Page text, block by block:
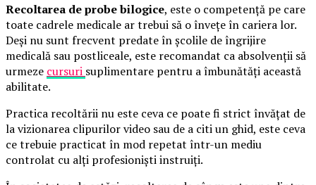
Recoltarea de probe bilogice, este o competență pe care
toate cadrele medicale ar trebui să o învețe în cariera lor.
Deși nu sunt frecvent predate în școlile de îngrijire
medicală sau postliceale, este recomandat ca absolvenții să
urmeze cursuri suplimentare pentru a îmbunătăți această
abilitate.
Practica recoltării nu este ceva ce poate fi strict învățat de
la vizionarea clipurilor video sau de a citi un ghid, este ceva
ce trebuie practicat în mod repetat într-un mediu
controlat cu alți profesioniști instruiți.